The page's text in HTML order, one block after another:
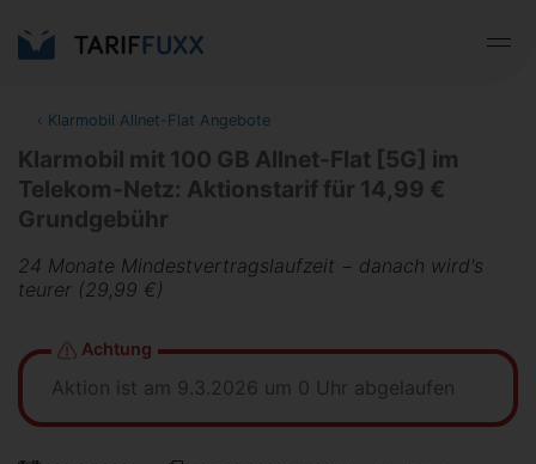
‹ Klarmobil Allnet-Flat Angebote
Klarmobil mit 100 GB Allnet-Flat [5G] im
Telekom-Netz: Aktionstarif für 14,99 €
Grundgebühr
24 Monate Mindestvertragslaufzeit − danach wird's
teurer (29,99 €)
Achtung
Aktion ist am 9.3.2026 um 0 Uhr abgelaufen